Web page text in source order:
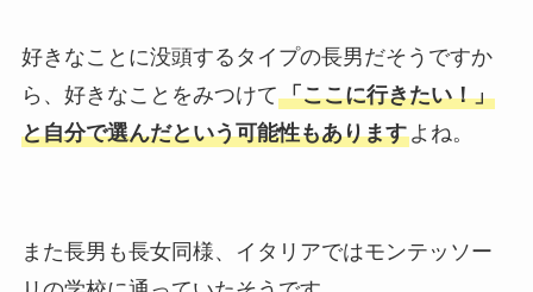
好きなことに没頭するタイプの長男だそうですか
ら、好きなことをみつけて「ここに行きたい！」
と自分で選んだという可能性もありますよね。
また長男も長女同様、イタリアではモンテッソー